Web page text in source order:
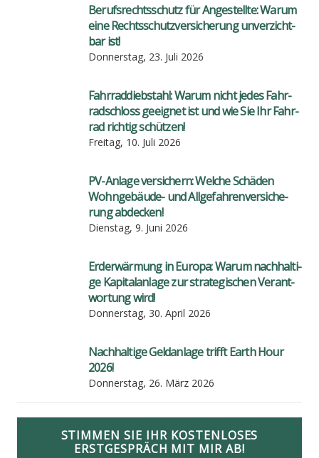
Berufs­rechts­schutz für Ange­stell­te: War­um
eine Rechts­schutz­ver­si­che­rung unver­zicht­
bar ist!
Donnerstag, 23. Juli 2026
Fahr­rad­dieb­stahl: War­um nicht jedes Fahr­
rad­schloss geeig­net ist und wie Sie Ihr Fahr­
rad rich­tig schüt­zen!
Freitag, 10. Juli 2026
PV-Anla­ge ver­si­chern: Wel­che Schä­den
Wohn­ge­bäu­de- und All­ge­fah­ren­ver­si­che­
rung abde­cken!
Dienstag, 9. Juni 2026
Erd­er­wär­mung in Euro­pa: War­um nach­hal­ti­
ge Kapi­tal­an­la­ge zur stra­te­gi­schen Ver­ant­
wor­tung wird!
Donnerstag, 30. April 2026
Nach­hal­ti­ge Geld­an­la­ge trifft Earth Hour
2026!
Donnerstag, 26. März 2026
STIMMEN SIE IHR KOSTENLOSES
ERSTGESPRÄCH MIT MIR AB!